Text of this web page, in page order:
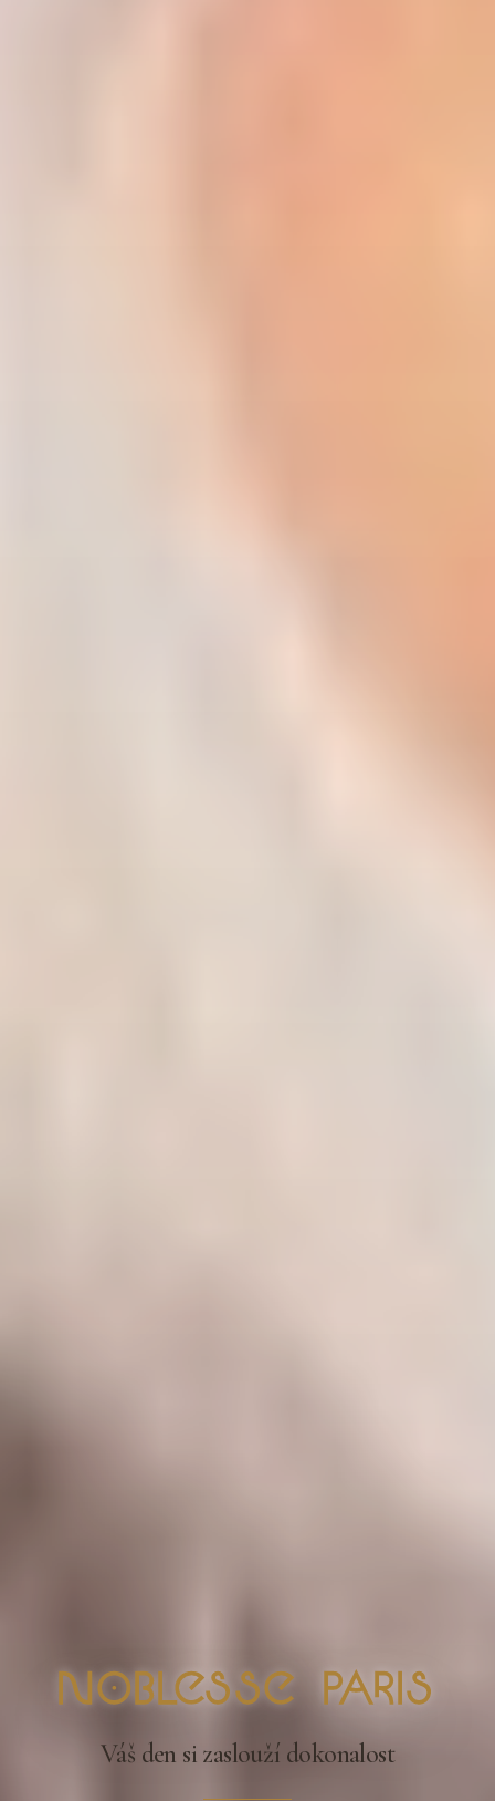
nOblesse Paris
Váš den si zaslouží dokonalost